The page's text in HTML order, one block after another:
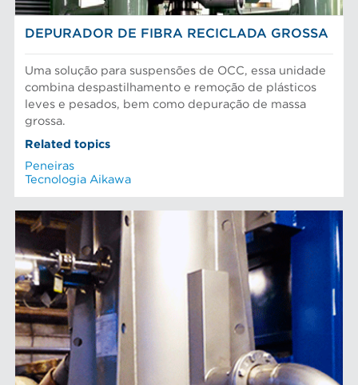
DEPURADOR DE FIBRA RECICLADA GROSSA
Uma solução para suspensões de OCC, essa unidade
combina despastilhamento e remoção de plásticos
leves e pesados, bem como depuração de massa
grossa.
Related topics
Peneiras
Tecnologia Aikawa